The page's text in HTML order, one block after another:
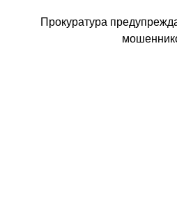
Прокуратура